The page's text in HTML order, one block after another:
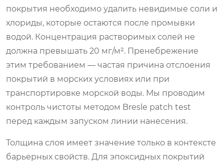
покрытия необходимо удалить невидимые соли и
хлориды, которые остаются после промывки
водой. Концентрация растворимых солей не
должна превышать 20 мг/м². Пренебрежение
этим требованием — частая причина отслоения
покрытий в морских условиях или при
транспортировке морской воды. Мы проводим
контроль чистоты методом Bresle patch test
перед каждым запуском линии нанесения.
Толщина слоя имеет значение только в контексте
барьерных свойств. Для эпоксидных покрытий